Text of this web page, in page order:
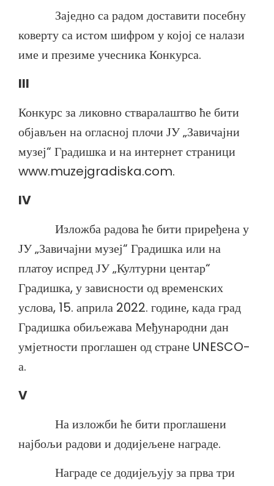
Заједно са радом доставити посебну
коверту са истом шифром у којој се налази
име и презиме учесника Конкурса.
III
Конкурс за ликовно стваралаштво ће бити
објављен на огласној плочи ЈУ „Завичајни
музеј“ Градишка и на интернет страници
www.muzejgradiska.com.
IV
Изложба радова ће бити приређена у
ЈУ „Завичајни музеј“ Градишка или на
платоу испред ЈУ „Културни центар“
Градишка, у зависности од временских
услова, 15. априла 2022. године, када град
Градишка обиљежава Међународни дан
умјетности проглашен од стране UNESCO-
а.
V
На изложби ће бити проглашени
најбољи радови и додијељене награде.
Награде се додијељују за прва три